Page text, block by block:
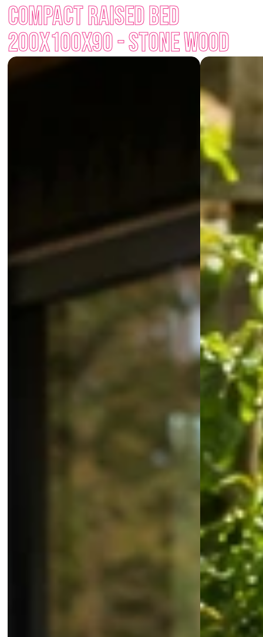
garden will look stylish, organized, and well-maintained for a
long time. The beds perfectly match other elements of the
Stone Wood range – from flower pots to benches and
palisades. No painting, no rotting – just comfort among the
cracks that never crack.
When you want the beds to look like wood but hold like
Compact Raised Bed
200x100x90 - Stone Wood